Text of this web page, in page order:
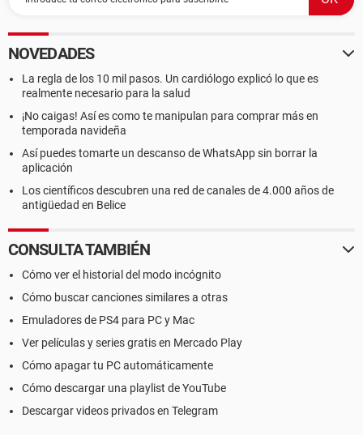
NOVEDADES
La regla de los 10 mil pasos. Un cardiólogo explicó lo que es
realmente necesario para la salud
¡No caigas! Así es como te manipulan para comprar más en
temporada navideña
Así puedes tomarte un descanso de WhatsApp sin borrar la
aplicación
Los científicos descubren una red de canales de 4.000 años de
antigüedad en Belice
CONSULTA TAMBIÉN
Cómo ver el historial del modo incógnito
Cómo buscar canciones similares a otras
Emuladores de PS4 para PC y Mac
Ver películas y series gratis en Mercado Play
Cómo apagar tu PC automáticamente
Cómo descargar una playlist de YouTube
Descargar videos privados en Telegram